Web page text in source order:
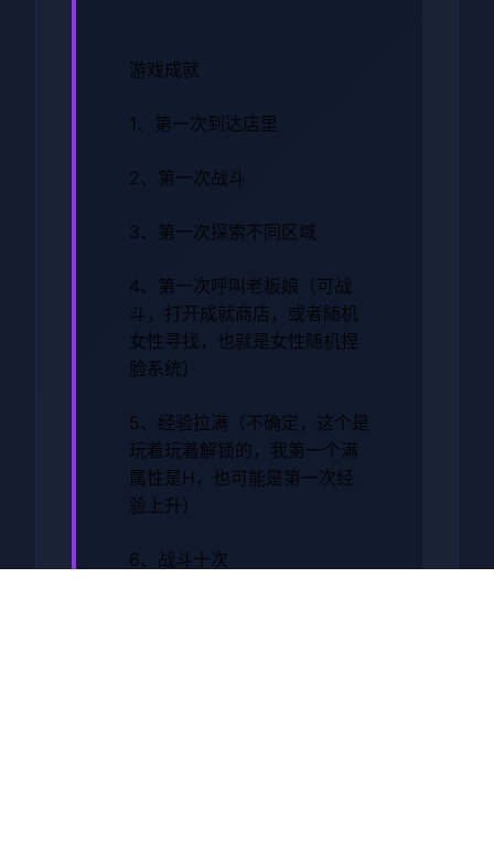
游戏成就
1、第一次到达店里
2、第一次战斗
3、第一次探索不同区域
4、第一次呼叫老板娘（可战
斗，打开成就商店，或者随机
女性寻找，也就是女性随机捏
脸系统）
5、经验拉满（不确定，这个是
玩着玩着解锁的，我第一个满
属性是H，也可能是第一次经
验上升）
6、战斗十次